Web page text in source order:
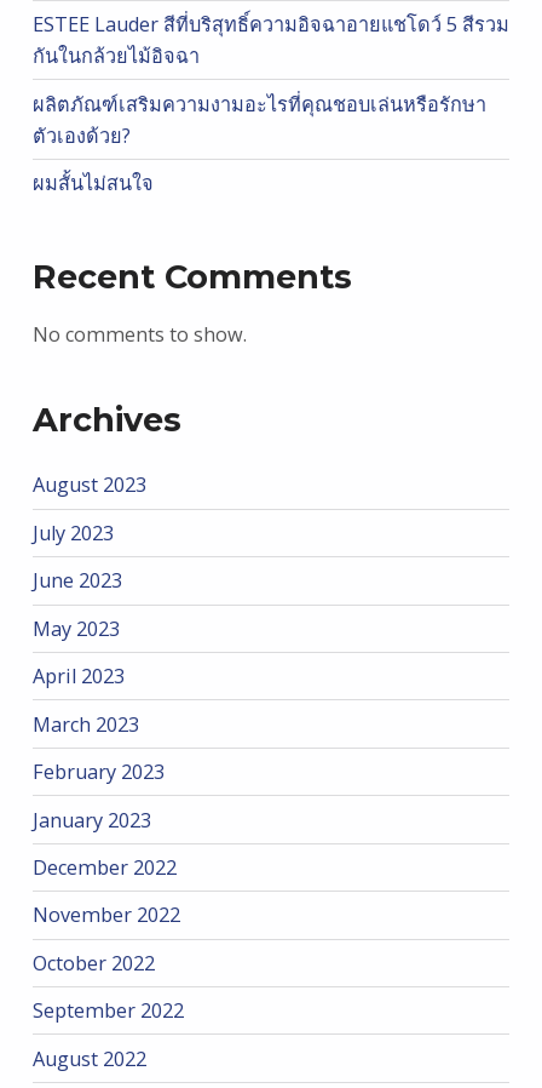
ESTEE Lauder สีที่บริสุทธิ์ความอิจฉาอายแชโดว์ 5 สีรวม
กันในกล้วยไม้อิจฉา
ผลิตภัณฑ์เสริมความงามอะไรที่คุณชอบเล่นหรือรักษา
ตัวเองด้วย?
ผมสั้นไม่สนใจ
Recent Comments
No comments to show.
Archives
August 2023
July 2023
June 2023
May 2023
April 2023
March 2023
February 2023
January 2023
December 2022
November 2022
October 2022
September 2022
August 2022